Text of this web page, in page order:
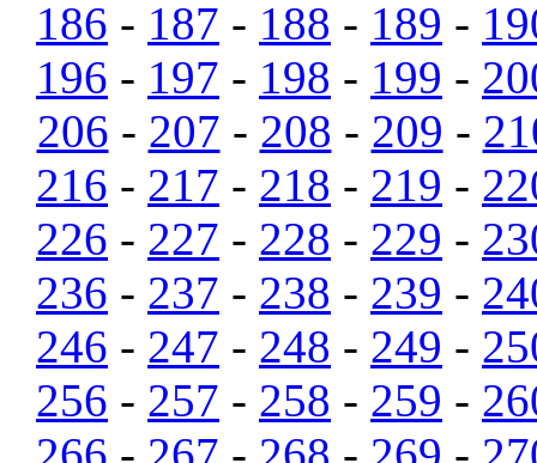
186 - 187 - 188 - 189 -
196 - 197 - 198 - 199 -
206 - 207 - 208 - 209 -
216 - 217 - 218 - 219 -
226 - 227 - 228 - 229 -
236 - 237 - 238 - 239 -
246 - 247 - 248 - 249 -
256 - 257 - 258 - 259 -